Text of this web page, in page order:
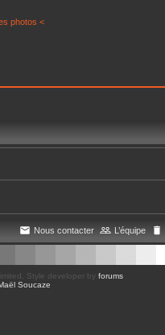
photos <
L’équipe
Nous contacter
, Style developer by forums
Soucaze